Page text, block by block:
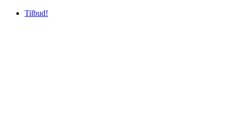
Tilbud!